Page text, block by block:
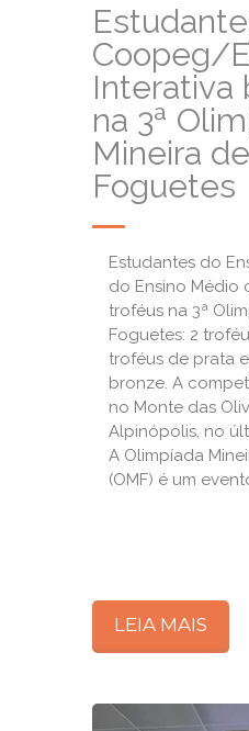
Coopeg/
Interativa
na 3ª
Mineira de
Foguetes
Estudantes do
do Ensino Médio
troféus na 3ª
Foguetes: 2
troféus de prata
bronze. A
no Monte das
Alpinópolis, no
A Olimpíada
(OMF) é um
LEIA MAIS